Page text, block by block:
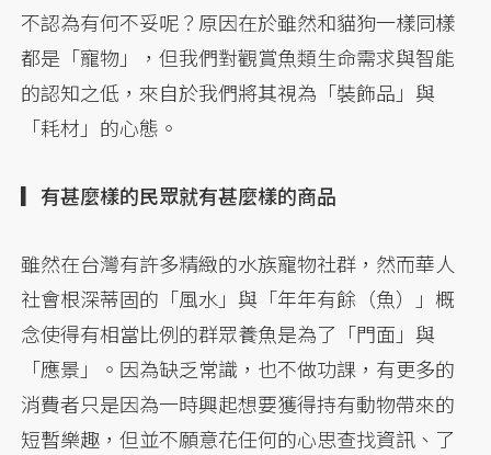
不認為有何不妥呢？原因在於雖然和貓狗一樣同樣
都是「寵物」，但我們對觀賞魚類生命需求與智能
的認知之低，來自於我們將其視為「裝飾品」與
「耗材」的心態。
▎有甚麼樣的民眾就有甚麼樣的商品
雖然在台灣有許多精緻的水族寵物社群，然而華人
社會根深蒂固的「風水」與「年年有餘（魚）」概
念使得有相當比例的群眾養魚是為了「門面」與
「應景」。因為缺乏常識，也不做功課，有更多的
消費者只是因為一時興起想要獲得持有動物帶來的
短暫樂趣，但並不願意花任何的心思查找資訊、了